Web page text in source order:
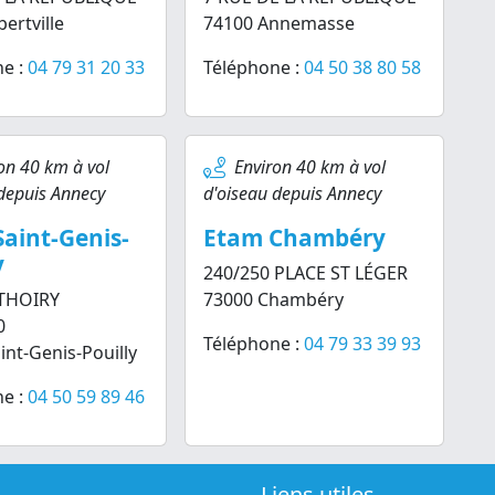
: 04 79 31 20 33
74100 Annemasse
Téléphone :04 50 38 80 58
40 km à vol
Annecy
Genis-
Genis-Pouilly
: 04 50 59 89 46
Environ 40 km à vol
d'oiseau depuis Annecy
Etam Chambéry
240/250 PLACE ST LÉGER
73000 Chambéry
Téléphone :04 79 33 39 93